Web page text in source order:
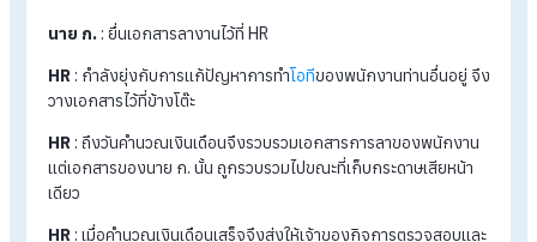
เข้ามาปรับใช้งาน แต่บางองค์กรยังคงเป็นการทำงานระบบเก่า และ
เมื่อ HR ในองค์กรที่ต้องวุ่นวายกับเอกสารและปัญหามากมายของ
พนักงานในองค์กรนั้น แน่นอนว่าปัญหาเอกสารตกหล่น สูญหายย่